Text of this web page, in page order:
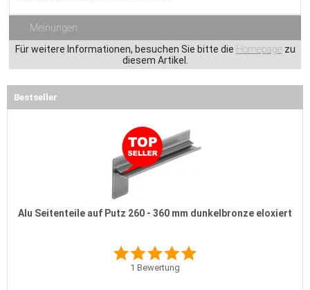
Meinungen
Für weitere Informationen, besuchen Sie bitte die Homepagezu
diesem Artikel.
Bestseller
Alu Seitenteile auf Putz 260 - 360 mm dunkelbronze eloxiert
1 Bewertung